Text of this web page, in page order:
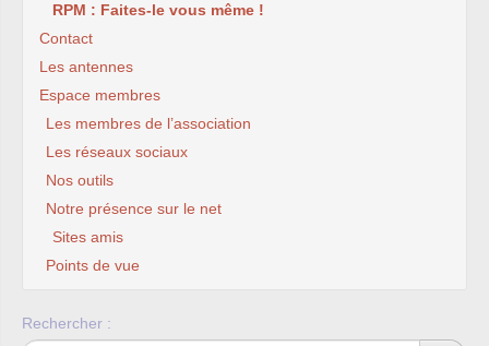
RPM : Faites-le vous même !
Contact
Les antennes
Espace membres
Les membres de l’association
Les réseaux sociaux
Nos outils
Notre présence sur le net
Sites amis
Points de vue
Rechercher :